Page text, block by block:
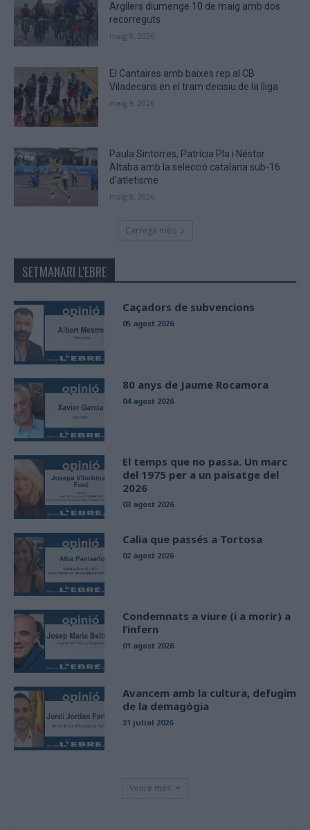
Argilers diumenge 10 de maig amb dos
recorreguts
maig 9, 2026
El Cantaires amb baixes rep al CB
Viladecans en el tram decisiu de la lliga
maig 9, 2026
Paula Sintorres, Patrícia Pla i Néstor
Altaba amb la selecció catalana sub-16
d’atletisme
maig 8, 2026
Carrega més
SETMANARI L'EBRE
Caçadors de subvencions
05 agost 2026
80 anys de Jaume Rocamora
04 agost 2026
El temps que no passa. Un marc
del 1975 per a un paisatge del
2026
03 agost 2026
Calia que passés a Tortosa
02 agost 2026
Condemnats a viure (i a morir) a
l’infern
01 agost 2026
Avancem amb la cultura, defugim
de la demagògia
31 juliol 2026
Veure més